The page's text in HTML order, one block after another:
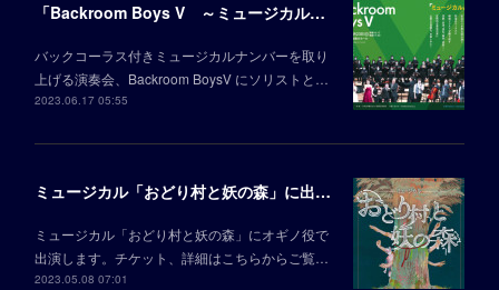
「Backroom Boys V ～ミュージカルと合唱～」に出演します
バックコーラス付きミュージカルナンバーを取り
上げる演奏会、Backroom BoysⅤ にソリストと…
2023.06.17 05:55
ミュージカル「おどり村と妖の森」に出演します
ミュージカル「おどり村と妖の森」にオギノ役で
出演します。チケット、詳細はこちらからご覧…
2023.05.08 07:01